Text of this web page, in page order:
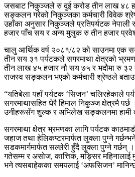
जसबाट निकुञ्जले रु दुई करोड तीन लाख ४८
सङ्कलन गरेको निकुञ्जका कर्मचारी विवेक
उहाँका अनुसार निकुञ्जले प्रतिपर्यटक
हजार पाँच सय र अन्य मुलुक रु तीन हजार
चालु आर्थिक वर्ष २०८१/८२ को साउनमा एक
तीन सय ३१ पर्यटकले सगरमाथा क्षेत्रको
तीन लाख ४५ हजार नौ सय ७५ र भदौमा रु
राजस्व सङ्कलन भएको कर्मचारी श्रेष्ठले
“यतिबेला यहाँ पर्यटक ‘सिजन’ चलिरहेकाले
सगरमाथासहित धेरै हिमाल निकुञ्ज क्षेत्रमै
उनीहरूसँग शुल्क र अभिलेख सङ्कलनमा हामी
सगरमाथा क्षेत्र भ्रमणका लागि पर्यटक
जहाज तथा हेलिकप्टरमार्फत लुक्ला पुग्ने
सडकमार्गमार्फत सल्लेरी हुँदै लुक्ला पुग्ने
गतेसम्म र असोज, कात्तिक, मङ्सिर महिनालाई
भने त्यसबाहेकका समयलाई ‘अफसिजन’